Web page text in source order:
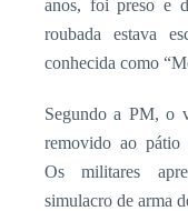
anos, foi preso e
roubada estava
conhecida como
Segundo a PM, o
removido ao pátio
Os militares
simulacro de arma